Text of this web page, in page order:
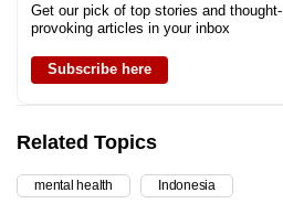
Get our pick of top stories and thought-
provoking articles in your inbox
Subscribe here
Related Topics
mental health Indonesia